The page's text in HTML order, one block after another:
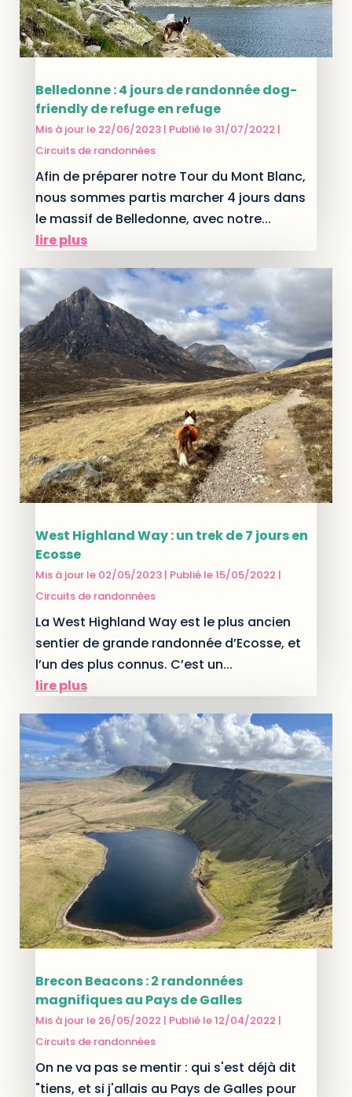
Belledonne : 4 jours de randonnée dog-
friendly de refuge en refuge
Mis à jour le 22/06/2023 | Publié le 31/07/2022 |
Circuits de randonnées
Afin de préparer notre Tour du Mont Blanc,
nous sommes partis marcher 4 jours dans
le massif de Belledonne, avec notre...
lire plus
West Highland Way : un trek de 7 jours en
Ecosse
Mis à jour le 02/05/2023 | Publié le 15/05/2022 |
Circuits de randonnées
La West Highland Way est le plus ancien
sentier de grande randonnée d’Ecosse, et
l’un des plus connus. C’est un...
lire plus
Brecon Beacons : 2 randonnées
magnifiques au Pays de Galles
Mis à jour le 26/05/2022 | Publié le 12/04/2022 |
Circuits de randonnées
On ne va pas se mentir : qui s'est déjà dit
"tiens, et si j'allais au Pays de Galles pour